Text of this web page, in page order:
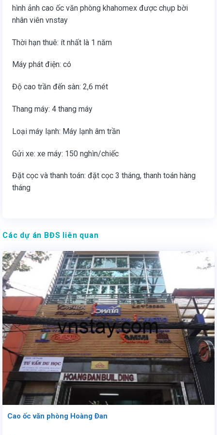
hình ảnh cao ốc văn phòng khahomex được chụp bời
nhân viên vnstay
Thời hạn thuê: ít nhất là 1 năm
Máy phát điện: có
Độ cao trần đến sàn: 2,6 mét
Thang máy: 4 thang máy
Loại máy lạnh: Máy lạnh âm trần
Gửi xe: xe máy: 150 nghìn/chiếc
Đặt cọc và thanh toán: đặt cọc 3 tháng, thanh toán hàng
tháng
Các dự án BĐS liên quan
Cao ốc văn phòng Hoàng Đan